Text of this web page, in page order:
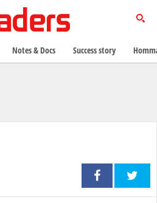
Notes & Docs Success story